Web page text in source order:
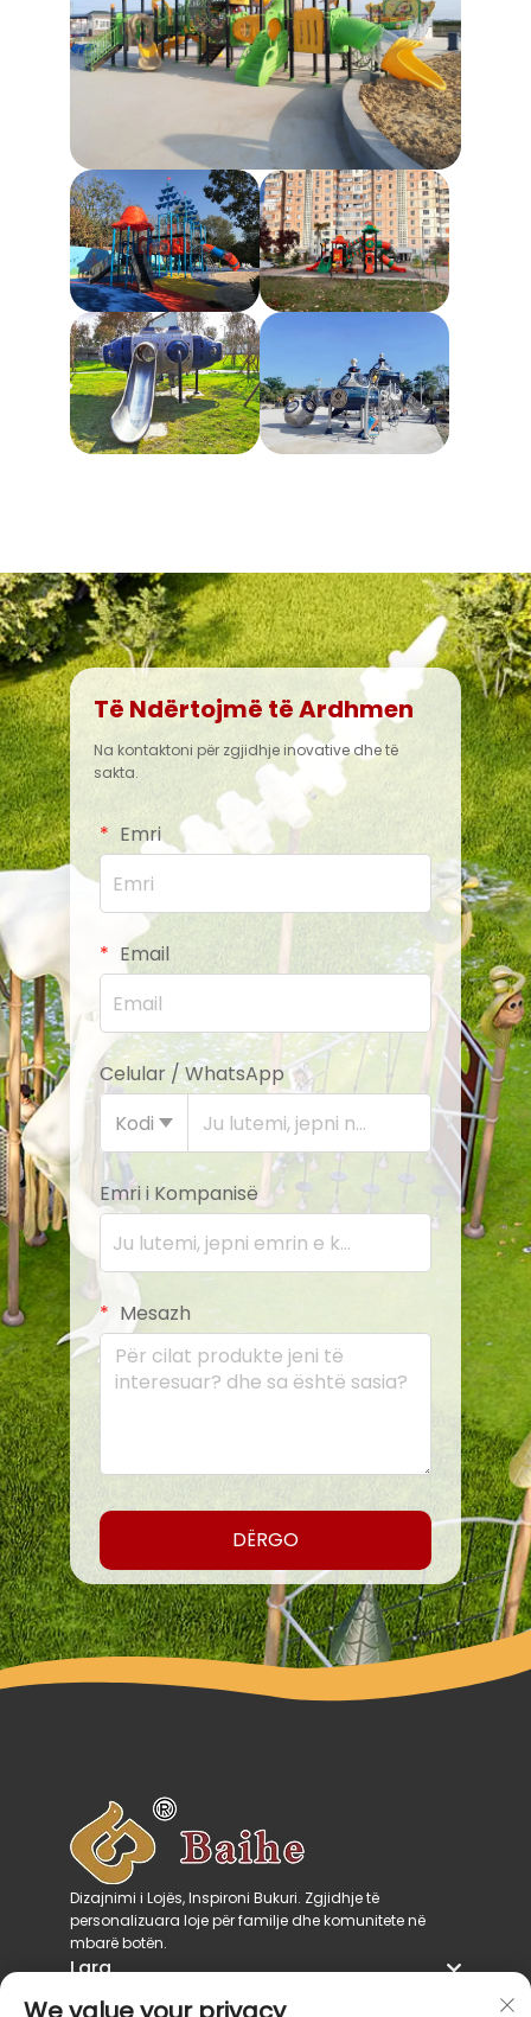
Të Ndërtojmë të Ardhmen
Na kontaktoni për zgjidhje inovative dhe të
sakta.
Emri
Email
Celular / WhatsApp
Kodi
Emri i Kompanisë
Mesazh
DËRGO
Dizajnimi i Lojës, Inspironi Bukuri. Zgjidhje të
personalizuara loje për familje dhe komunitete në
mbarë botën.
Larg
Kategoritë e Produkteve